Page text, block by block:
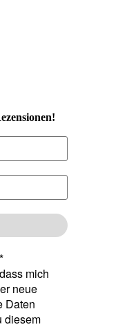
*
mich
neue
Daten
diesem